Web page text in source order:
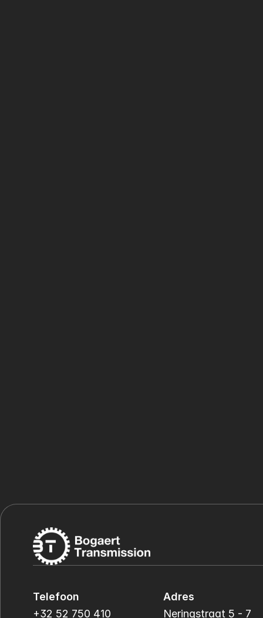
Telefoon
+32 52 750 410
Adres
Neringstraat 5 - 7